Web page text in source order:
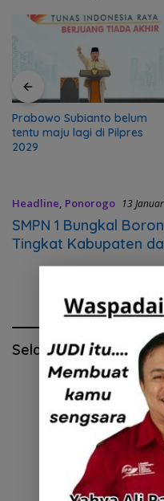
Prabowo Subianto belum
tentu maju lagi di Pilpres
2029
Headline, Ponorogo 13
SMPN 1 Bungkal
Tingkat Kabupaten
Selamat Hari